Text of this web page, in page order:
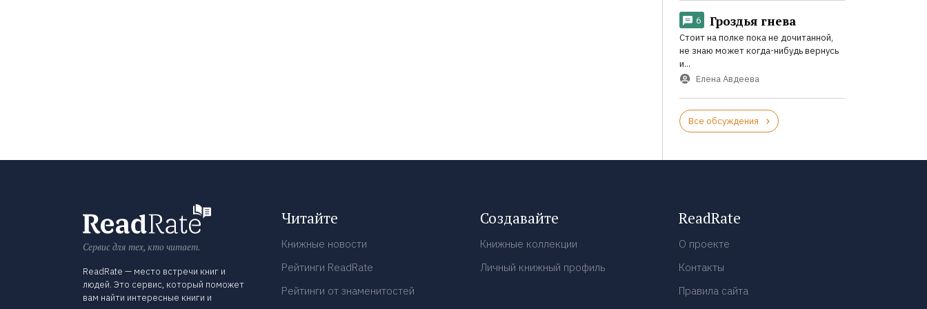
6 Гроздья гнева
Стоит на полке пока не дочитанной,
не знаю может когда-нибудь вернусь
и...
Елена Авдеева
Все обсуждения
Сервис для тех, кто читает.
ReadRate — место встречи книг и
людей. Это сервис, который поможет
вам найти интересные книги и
Читайте
Книжные новости
Рейтинги ReadRate
Рейтинги от знаменитостей
Создавайте
Книжные коллекции
Личный книжный профиль
ReadRate
О проекте
Контакты
Правила сайта